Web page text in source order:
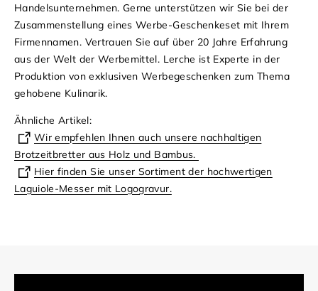
Handelsunternehmen. Gerne unterstützen wir Sie bei der
Zusammenstellung eines Werbe-Geschenkeset mit Ihrem
Firmennamen. Vertrauen Sie auf über 20 Jahre Erfahrung
aus der Welt der Werbemittel. Lerche ist Experte in der
Produktion von exklusiven Werbegeschenken zum Thema
gehobene Kulinarik.
Ähnliche Artikel:
Wir empfehlen Ihnen auch unsere nachhaltigen
Brotzeitbretter aus Holz und Bambus.
Hier finden Sie unser Sortiment der hochwertigen
Laguiole-Messer mit Logogravur.